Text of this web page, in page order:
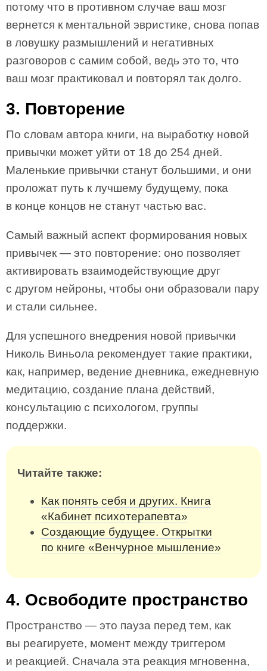
потому что в противном случае ваш мозг
вернется к ментальной эвристике, снова попав
в ловушку размышлений и негативных
разговоров с самим собой, ведь это то, что
ваш мозг практиковал и повторял так долго.
3. Повторение
По словам автора книги, на выработку новой
привычки может уйти от 18 до 254 дней.
Маленькие привычки станут большими, и они
проложат путь к лучшему будущему, пока
в конце концов не станут частью вас.
Самый важный аспект формирования новых
привычек — это повторение: оно позволяет
активировать взаимодействующие друг
с другом нейроны, чтобы они образовали пару
и стали сильнее.
Для успешного внедрения новой привычки
Николь Виньола рекомендует такие практики,
как, например, ведение дневника, ежедневную
медитацию, создание плана действий,
консультацию с психологом, группы
поддержки.
Читайте также:
Как понять себя и других. Книга
«Кабинет психотерапевта»
Создающие будущее. Открытки
по книге «Венчурное мышление»
4. Освободите пространство
Пространство — это пауза перед тем, как
вы реагируете, момент между триггером
и реакцией. Сначала эта реакция мгновенна,